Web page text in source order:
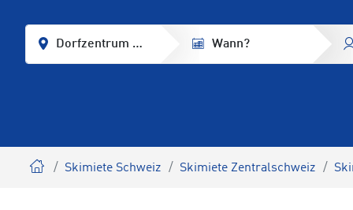
Dorfzentrum Beromünster Wann?
Skimiete Schweiz Skimiete Zentralschweiz